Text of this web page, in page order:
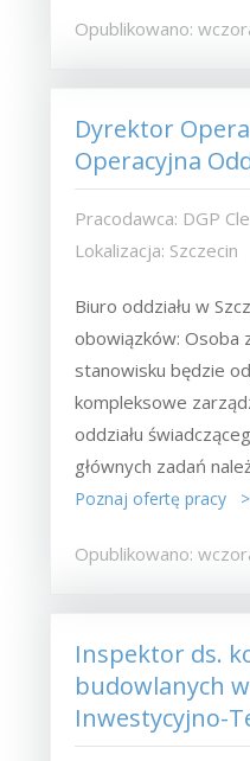
Opublikowano:
Dyrektor
Operacyjna
Pracodawca: DGP
Lokalizacja: Szczecin
Biuro oddziału w
obowiązków: Osoba
stanowisku będzie
kompleksowe
oddziału
głównych zadań
Poznaj ofertę pracy
Opublikowano:
Inspektor ds.
budowlanych
Inwestycyjno-